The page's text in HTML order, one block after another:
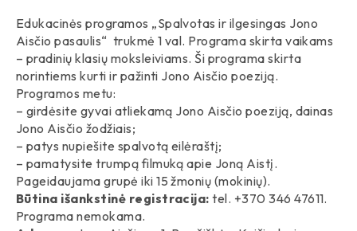
Edukacinės programos „Spalvotas ir ilgesingas Jono
Aisčio pasaulis“ trukmė 1 val. Programa skirta vaikams
– pradinių klasių moksleiviams. Ši programa skirta
norintiems kurti ir pažinti Jono Aisčio poeziją.
Programos metu:
– girdėsite gyvai atliekamą Jono Aisčio poeziją, dainas
Jono Aisčio žodžiais;
– patys nupiešite spalvotą eilėraštį;
– pamatysite trumpą filmuką apie Joną Aistį.
Pageidaujama grupė iki 15 žmonių (mokinių).
Būtina išankstinė registracija: tel. +370 346 47611.
Programa nemokama.